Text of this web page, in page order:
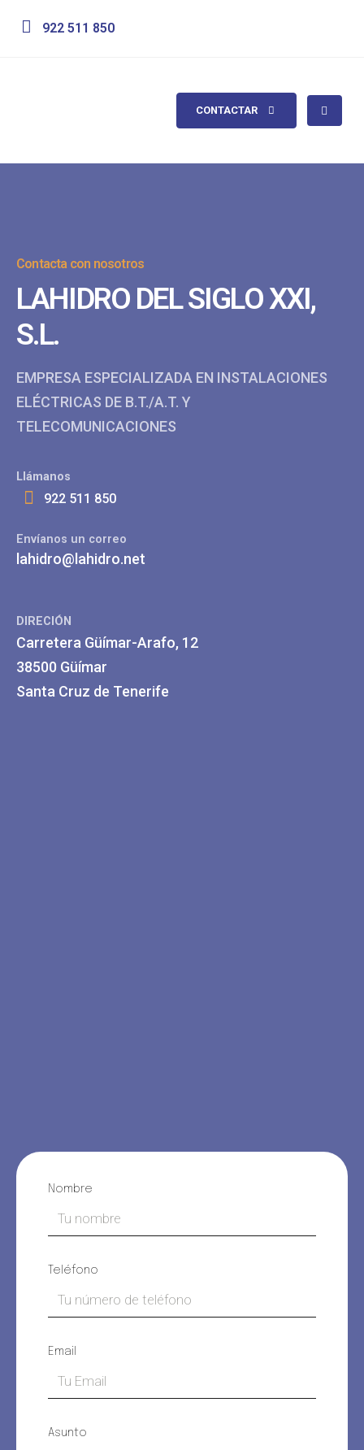
922 511 850
CONTACTAR
Contacta con nosotros
LAHIDRO DEL SIGLO XXI,
S.L.
EMPRESA ESPECIALIZADA EN INSTALACIONES
ELÉCTRICAS DE B.T./A.T. Y
TELECOMUNICACIONES
Llámanos
922 511 850
Envíanos un correo
lahidro@lahidro.net
DIRECIÓN
Carretera Güímar-Arafo, 12
38500 Güímar
Santa Cruz de Tenerife
Nombre
Teléfono
Email
Asunto